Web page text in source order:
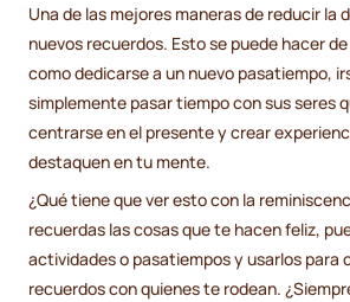
Una de las mejores maneras de reducir la
nuevos recuerdos. Esto se puede hacer
como dedicarse a un nuevo pasatiempo,
simplemente pasar tiempo con sus seres
centrarse en el presente y crear
destaquen en tu mente.
¿Qué tiene que ver esto con la
recuerdas las cosas que te hacen feliz,
actividades o pasatiempos y usarlos para
recuerdos con quienes te rodean.